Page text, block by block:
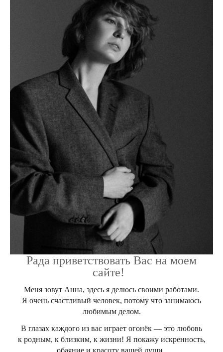
Рада приветствовать Вас на моем
сайте!
Меня зовут Анна, здесь я делюсь своими работами.
Я очень счастливый человек, потому что занимаюсь
любимым делом.
В глазах каждого из вас играет огонёк — это любовь
к родным, к близким, к жизни! Я покажу искренность,